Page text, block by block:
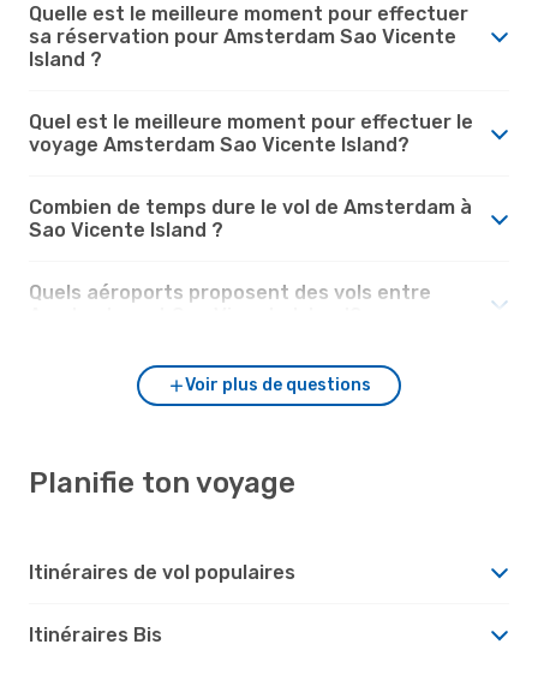
Quelle est le meilleure moment pour effectuer
sa réservation pour Amsterdam Sao Vicente
Island ?
Quel est le meilleure moment pour effectuer le
voyage Amsterdam Sao Vicente Island?
Combien de temps dure le vol de Amsterdam à
Sao Vicente Island ?
Quels aéroports proposent des vols entre
Voir plus de questions
Planifie ton voyage
Itinéraires de vol populaires
Itinéraires Bis